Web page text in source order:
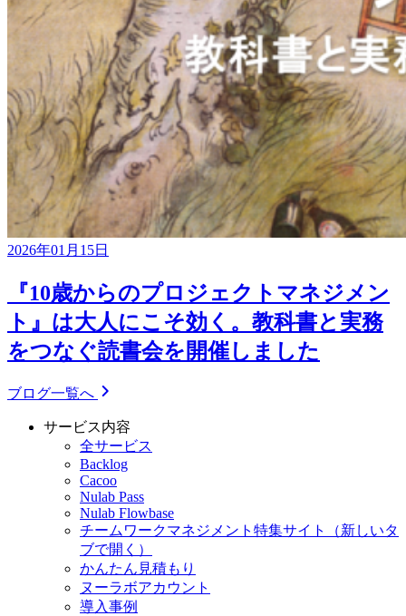
2026年01月15日
『10歳からのプロジェクトマネジメン
ト』は大人にこそ効く。教科書と実務
をつなぐ読書会を開催しました
ブログ一覧へ
サービス内容
全サービス
Backlog
Cacoo
Nulab Pass
Nulab Flowbase
チームワークマネジメント特集サイト
（新しいタ
ブで開く）
かんたん見積もり
ヌーラボアカウント
導入事例